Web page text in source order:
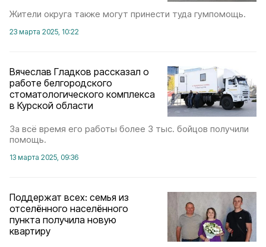
Жители округа также могут принести туда гумпомощь.
23 марта 2025, 10:22
Вячеслав Гладков рассказал о
работе белгородского
стоматологического комплекса
в Курской области
За всё время его работы более 3 тыс. бойцов получили
помощь.
13 марта 2025, 09:36
Поддержат всех: семья из
отселённого населённого
пункта получила новую
квартиру